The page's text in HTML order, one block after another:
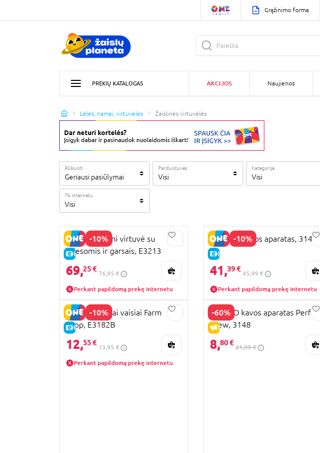
Grąžinimo forma
PREKIŲ KATALOGAS AKCIJOS Naujienos
Lėlės, namai, virtuvėlės Žaislinės virtuvėlės
Rūšiuoti
Geriausi pasiūlymai
Parduotuvės
Visi
Kategorija
Visi
Tik internetu
Visi
-10%
E-KAINA
HAPE moderni virtuvė su
šviesomis ir garsais, E3213
69,25 €
76,95 €
Perkant papildomą prekę internetu
-10%
E-KAINA
PLAYGO Kavos aparatas, 3149
41,39 €
45,99 €
Perkant papildomą prekę internetu
-10%
E-KAINA
HAPE mediniai vaisiai Farm
Shop, E3182B
12,55 €
13,95 €
Perkant papildomą prekę internetu
-60%
IŠPARDAVIMAS
PLAYGO kavos aparatas Perfect
Brew, 3148
8,80 €
21,99 €